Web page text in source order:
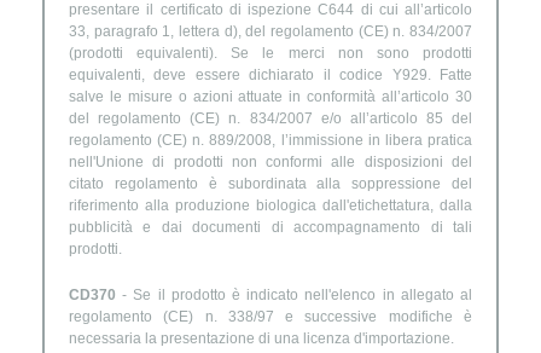
presentare il certificato di ispezione C644 di cui all’articolo
33, paragrafo 1, lettera d), del regolamento (CE) n. 834/2007
(prodotti equivalenti). Se le merci non sono prodotti
equivalenti, deve essere dichiarato il codice Y929. Fatte
salve le misure o azioni attuate in conformità all’articolo 30
del regolamento (CE) n. 834/2007 e/o all’articolo 85 del
regolamento (CE) n. 889/2008, l’immissione in libera pratica
nell'Unione di prodotti non conformi alle disposizioni del
citato regolamento è subordinata alla soppressione del
riferimento alla produzione biologica dall'etichettatura, dalla
pubblicità e dai documenti di accompagnamento di tali
prodotti.
CD370 - Se il prodotto è indicato nell'elenco in allegato al
regolamento (CE) n. 338/97 e successive modifiche è
necessaria la presentazione di una licenza d'importazione.